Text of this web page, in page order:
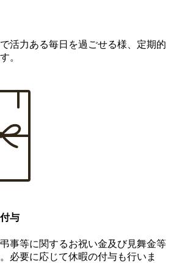
活力ある毎日を過ごせる様、定期的
。
与
事等に関するお祝い金及び見舞金等
必要に応じて休暇の付与も行いま